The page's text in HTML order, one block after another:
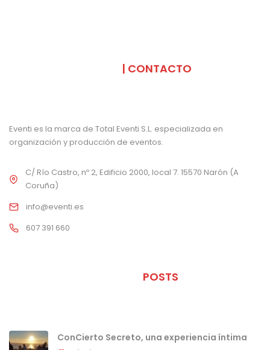
| CONTACTO
Eventi es la marca de Total Eventi S.L. especializada en
organización y producción de eventos.
C/ Río Castro, nº 2, Edificio 2000, local 7. 15570 Narón (A
Coruña)
info@eventi.es
607 391 660
POSTS
ConCierto Secreto, una experiencia íntima